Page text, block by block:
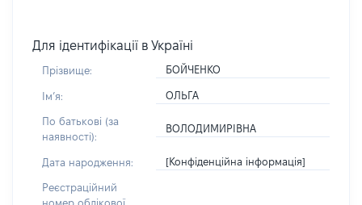
Для ідентифікації в Україні
Прізвище: БОЙЧЕНКО
Імʼя: ОЛЬГА
По батькові (за
наявності):
ВОЛОДИМИРІВНА
Дата народження: [Конфіденційна інформація]
Реєстраційний
номер облікової